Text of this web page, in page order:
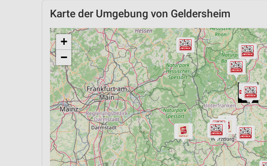
Karte der Umgebung von Geldersheim
+
−